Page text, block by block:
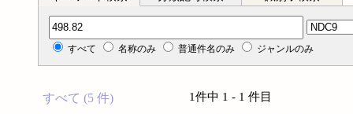
分類記号検索
すべて 名称のみ 普通件名のみ ジャンルのみ
すべて (5 件)
1件中 1 - 1 件目